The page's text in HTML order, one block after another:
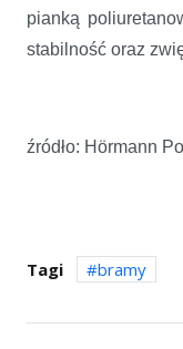
pianką
stabilność oraz
źródło: Hörmann
Tagi bramy